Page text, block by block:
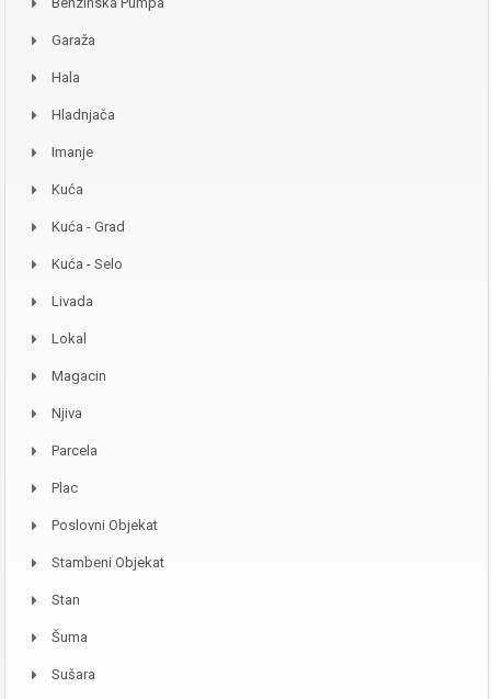
Garaža
Hala
Hladnjača
Imanje
Kuća
Kuća - Grad
Kuća - Selo
Livada
Lokal
Magacin
Njiva
Parcela
Plac
Poslovni Objekat
Stambeni Objekat
Stan
Šuma
Sušara